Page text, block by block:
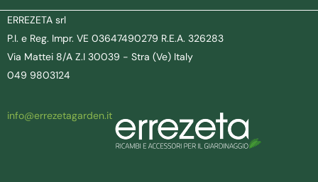
ERREZETA srl
P.I. e Reg. Impr. VE 03647490279 R.E.A. 326283
Via Mattei 8/A Z.I 30039 - Stra (Ve) Italy
049 9803124
info@errezetagarden.it